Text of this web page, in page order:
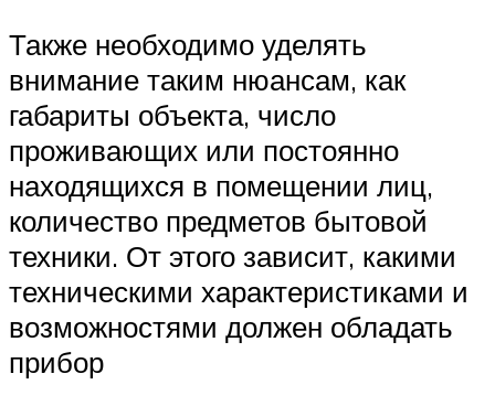
Также необходимо уделять
внимание таким нюансам, как
габариты объекта, число
проживающих или постоянно
находящихся в помещении лиц,
количество предметов бытовой
техники. От этого зависит, какими
техническими характеристиками и
возможностями должен обладать
прибор